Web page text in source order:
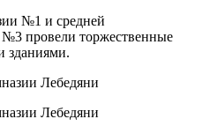
№1 и средней
провели торжественные
зданиями.